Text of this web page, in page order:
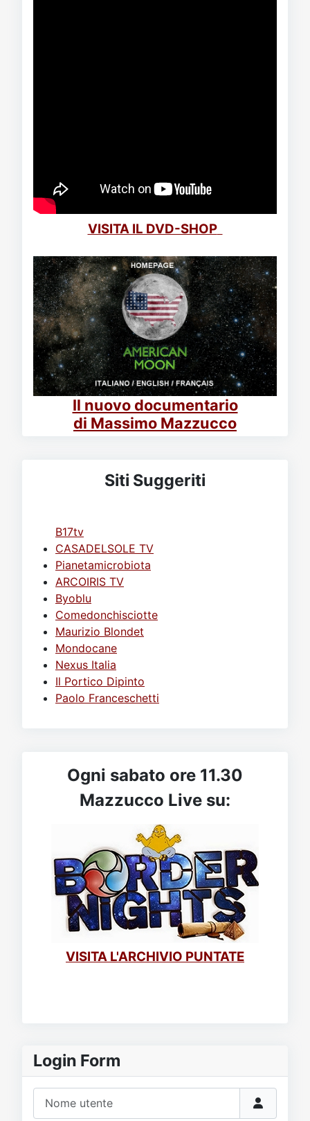
Login Form
VISITA IL DVD-SHOP
Il nuovo documentario
di Massimo Mazzucco
Siti Suggeriti
B17tv
CASADELSOLE TV
Pianetamicrobiota
ARCOIRIS TV
Byoblu
Comedonchisciotte
Maurizio Blondet
Mondocane
Nexus Italia
Il Portico Dipinto
Paolo Franceschetti
Ogni sabato ore 11.30
Mazzucco Live su:
VISITA L'ARCHIVIO PUNTATE